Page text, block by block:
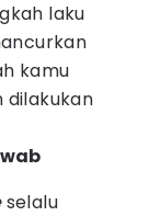
laku
kamu
dilakukan
selalu